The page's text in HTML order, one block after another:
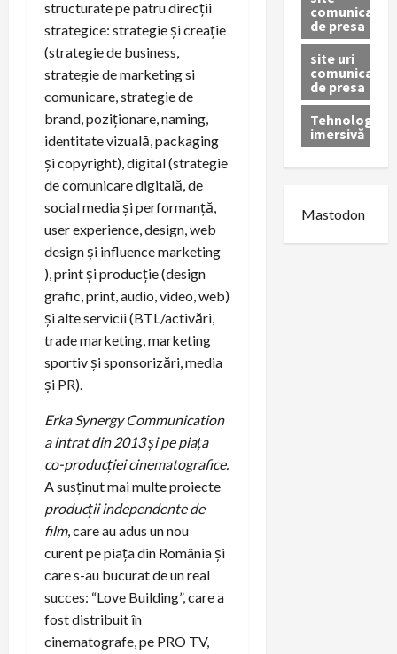
structurate pe patru direcții
strategice: strategie și creație
(strategie de business,
strategie de marketing si
comunicare, strategie de
brand, poziționare, naming,
identitate vizuală, packaging
și copyright), digital (strategie
de comunicare digitală, de
social media și performanță,
user experience, design, web
design și influence marketing
), print și producție (design
grafic, print, audio, video, web)
și alte servicii (BTL/activări,
trade marketing, marketing
sportiv și sponsorizări, media
și PR).
Erka Synergy Communication
a intrat din 2013 și pe piața
co-producției cinematografice.
A susținut mai multe proiecte
producții independente de
film, care au adus un nou
curent pe piața din România și
care s-au bucurat de un real
succes: “Love Building”, care a
fost distribuit în
cinematografe, pe PRO TV,
comunicate
de presa
site uri
comunicate
de presa
Tehnologie
imersivă
Mastodon